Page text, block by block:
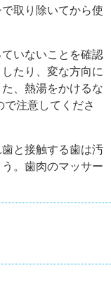
取り除いてから使
いないことを確認
たり、変な方向に
、熱湯をかけるな
で注意してくださ
と接触する歯は汚
。歯肉のマッサー